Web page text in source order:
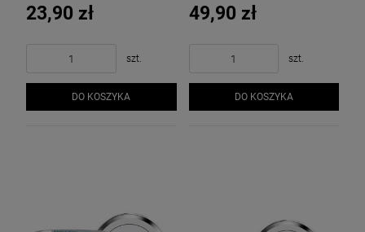
23,90 zł
szt.
DO KOSZYKA
49,90 zł
szt.
DO KOSZYKA